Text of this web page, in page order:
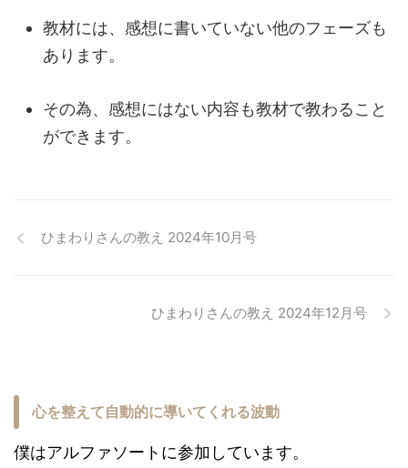
教材には、感想に書いていない他のフェーズも
あります。
その為、感想にはない内容も教材で教わること
ができます。
ひまわりさんの教え 2024年10月号
ひまわりさんの教え 2024年12月号
心を整えて自動的に導いてくれる波動
僕はアルファソートに参加しています。